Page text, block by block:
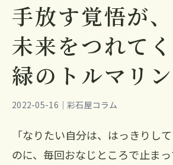
手放す覚悟が
未来をつれて
緑のトルマリ
2022-05-16｜彩石屋コラム
「なりたい自分は、はっきりし
のに、毎回おなじところで止まっ